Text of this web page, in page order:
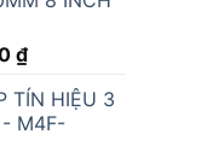
₫
TÍN HIỆU 3
M4F-